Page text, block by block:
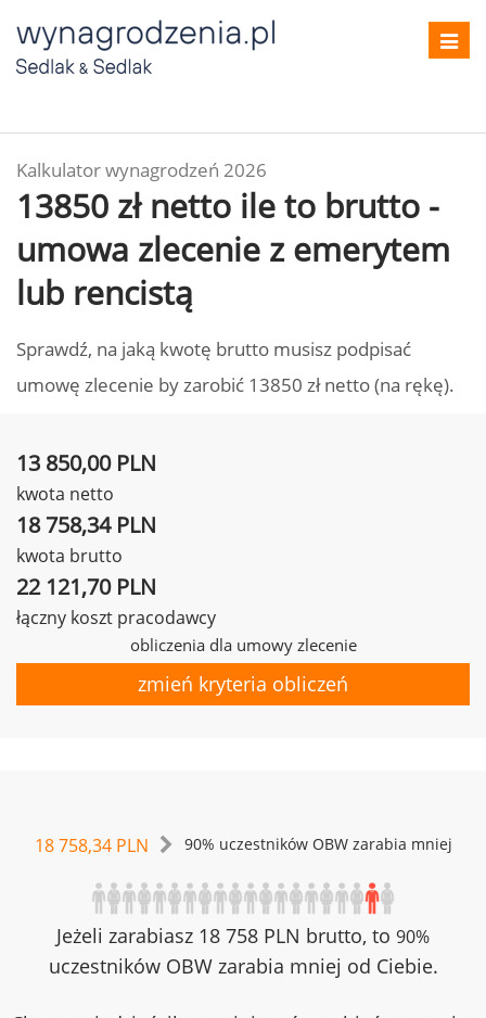
Kalkulator wynagrodzeń 2026
13850 zł netto ile to brutto -
umowa zlecenie z emerytem
lub rencistą
Sprawdź, na jaką kwotę brutto musisz podpisać
umowę zlecenie by zarobić 13850 zł netto (na rękę).
13 850,00 PLN
kwota netto
18 758,34 PLN
kwota brutto
22 121,70 PLN
łączny koszt pracodawcy
obliczenia dla umowy zlecenie
zmień kryteria obliczeń
18 758,34 PLN 90% uczestników OBW zarabia mniej
Jeżeli zarabiasz 18 758 PLN brutto, to 90%
uczestników OBW zarabia mniej od Ciebie.